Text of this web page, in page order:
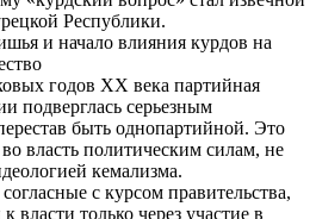
Республики.
и начало влияния курдов на
годов ХХ века партийная
подверглась серьезным
быть однопартийной. Это
власть политическим силам, не
кемализма.
с курсом правительства,
власти только через участие в